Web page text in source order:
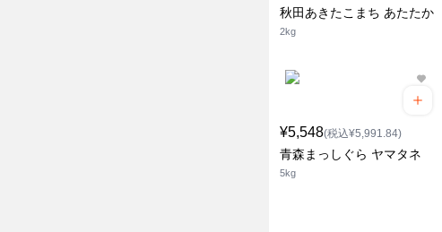
秋田あきたこまち あたたか
2kg
¥5,548(税込¥5,991.84)
青森まっしぐら ヤマタネ
5kg